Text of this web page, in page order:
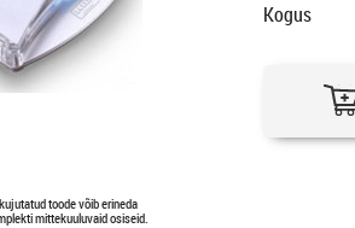
toode võib erineda
mittekuuluvaid osiseid.
Kogus